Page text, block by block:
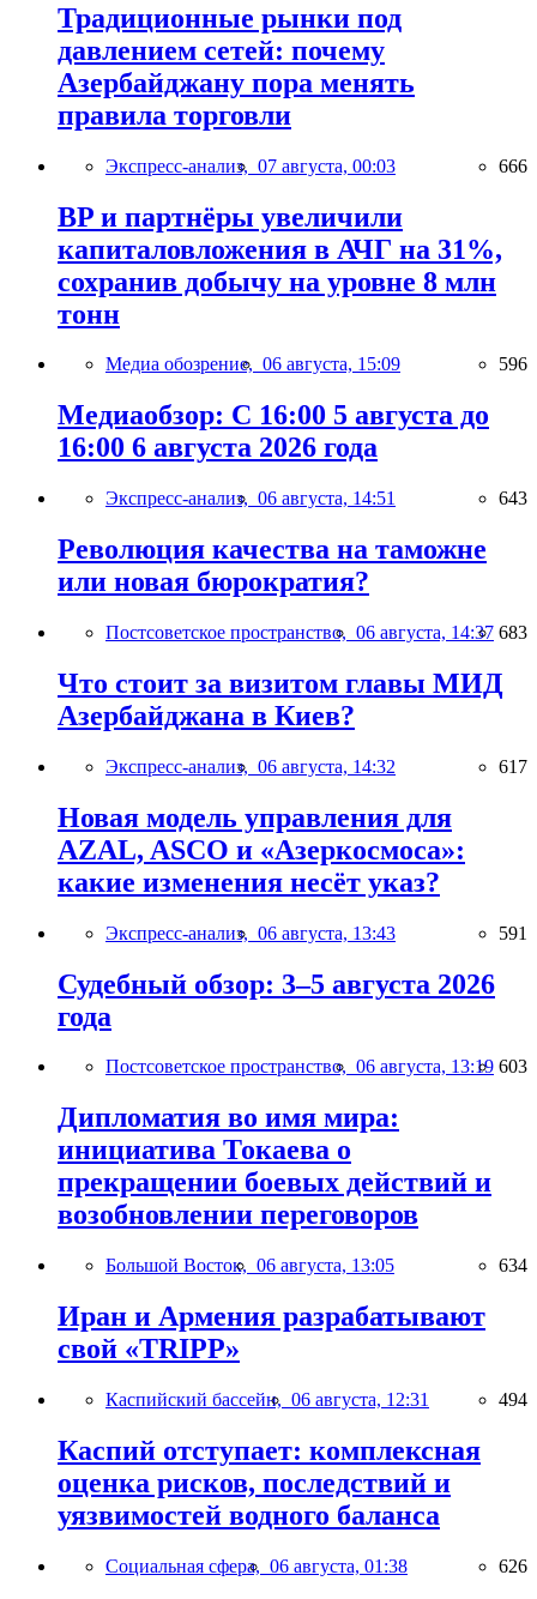
Традиционные рынки под
давлением сетей: почему
Азербайджану пора менять
правила торговли
Экспресс-анализ, 07 августа, 00:03 666
BP и партнёры увеличили
капиталовложения в АЧГ на 31%,
сохранив добычу на уровне 8 млн
тонн
Медиа обозрение, 06 августа, 15:09 596
Медиаобзор: С 16:00 5 августа до
16:00 6 августа 2026 года
Экспресс-анализ, 06 августа, 14:51 643
Революция качества на таможне
или новая бюрократия?
Постсоветское пространство, 06 августа, 14:37 683
Что стоит за визитом главы МИД
Азербайджана в Киев?
Экспресс-анализ, 06 августа, 14:32 617
Новая модель управления для
AZAL, ASCO и «Азеркосмоса»:
какие изменения несёт указ?
Экспресс-анализ, 06 августа, 13:43 591
Судебный обзор: 3–5 августа 2026
года
Постсоветское пространство, 06 августа, 13:19 603
Дипломатия во имя мира:
инициатива Токаева о
прекращении боевых действий и
возобновлении переговоров
Большой Восток, 06 августа, 13:05 634
Иран и Армения разрабатывают
свой «TRIPP»
Каспийский бассейн, 06 августа, 12:31 494
Каспий отступает: комплексная
оценка рисков, последствий и
уязвимостей водного баланса
Социальная сфера, 06 августа, 01:38 626